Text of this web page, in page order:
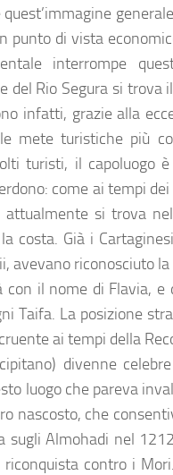
punto di vista
interrompe
del Rio Segura si trova
infatti, grazie alla
mete turistiche più
turisti, il capoluogo
come ai tempi
attualmente si trova
costa. Già i
avevano riconosciuto
con il nome di Flavia,
Taifa. La posizione
ai tempi della
divenne
luogo che pareva
nascosto, che
sugli Almohadi nel
riconquista contro i